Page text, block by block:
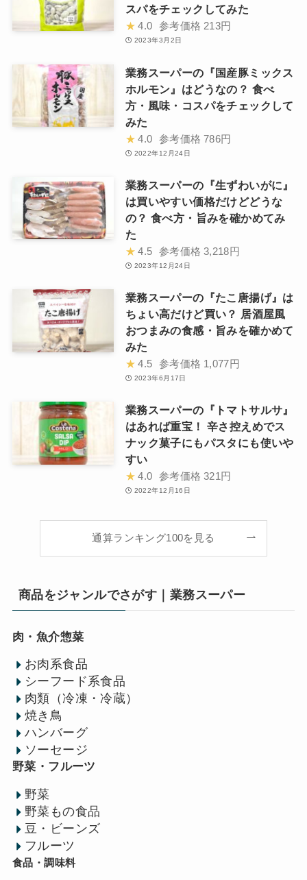
スパをチェックしてみた
★ 4.0 参考価格 213円
2023年3月2日
業務スーパーの『国産豚ミックス
ホルモン』はどうなの？ 食べ
方・風味・コスパをチェックして
みた
★ 4.0 参考価格 786円
2022年12月24日
業務スーパーの『生ずわいがに』
は買いやすい価格だけどどうな
の？ 食べ方・旨みを確かめてみ
た
★ 4.5 参考価格 3,218円
2023年12月24日
業務スーパーの『たこ唐揚げ』は
ちょい高だけど買い？ 居酒屋風
おつまみの食感・旨みを確かめて
みた
★ 4.5 参考価格 1,077円
2023年6月17日
業務スーパーの『トマトサルサ』
はあれば重宝！ 辛さ控えめでス
ナック菓子にもパスタにも使いや
すい
★ 4.0 参考価格 321円
2022年12月16日
通算ランキング100を見る
商品をジャンルでさがす｜業務スーパー
肉・魚介惣菜
お肉系食品
シーフード系食品
肉類（冷凍・冷蔵）
焼き鳥
ハンバーグ
ソーセージ
野菜・フルーツ
野菜
野菜もの食品
豆・ビーンズ
フルーツ
食品・調味料